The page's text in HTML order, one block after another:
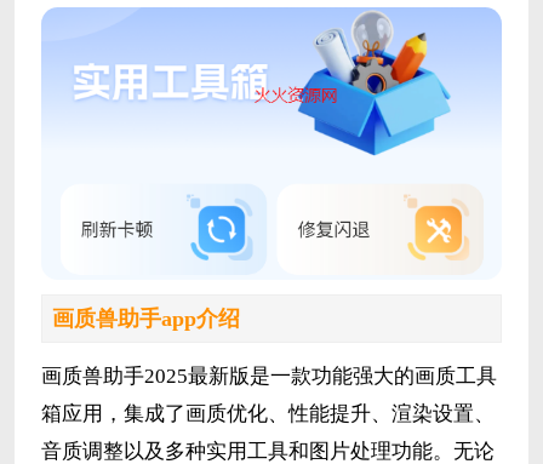
画质兽助手app介绍
画质兽助手2025最新版是一款功能强大的画质工具
箱应用，集成了画质优化、性能提升、渲染设置、
音质调整以及多种实用工具和图片处理功能。无论